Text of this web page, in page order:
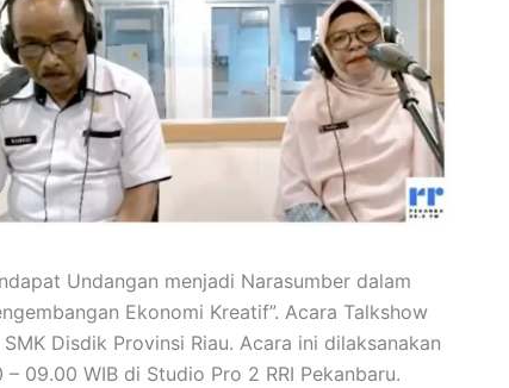
Undangan menjadi Narasumber dalam
Ekonomi Kreatif”. Acara Talkshow
Disdik Provinsi Riau. Acara ini dilaksanakan
09.00 WIB di Studio Pro 2 RRI Pekanbaru.